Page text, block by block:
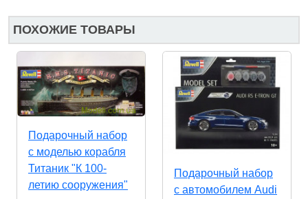
ПОХОЖИЕ ТОВАРЫ
Подарочный набор
с моделью корабля
Титаник "К 100-
летию сооружения"
Подарочный набор
с автомобилем Audi